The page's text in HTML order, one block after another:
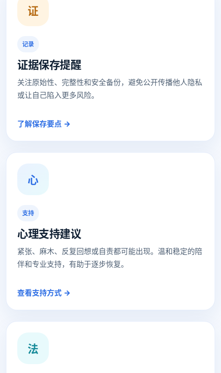
证
记录
证据保存提醒
关注原始性、完整性和安全备份，避免公开传播他人隐私
或让自己陷入更多风险。
了解保存要点 →
心
支持
心理支持建议
紧张、麻木、反复回想或自责都可能出现。温和稳定的陪
伴和专业支持，有助于逐步恢复。
查看支持方式 →
法